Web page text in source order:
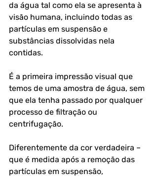
da água tal como ela se apresenta à
visão humana, incluindo todas as
partículas em suspensão e
substâncias dissolvidas nela
contidas.
É a primeira impressão visual que
temos de uma amostra de água, sem
que ela tenha passado por qualquer
processo de filtração ou
centrifugação.
Diferentemente da cor verdadeira –
que é medida após a remoção das
partículas em suspensão,